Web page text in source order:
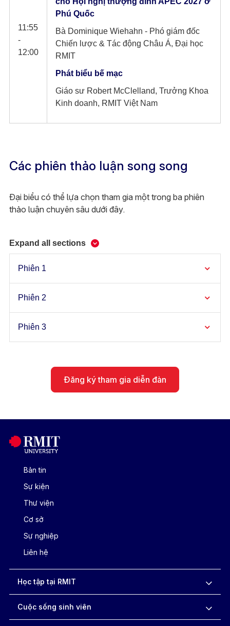
11:55
-
12:00
Phú Quốc
Bà Dominique Wiehahn - Phó giám đốc
Chiến lược & Tác động Châu Á, Đại học
RMIT
Phát biểu bế mạc
Giáo sư Robert McClelland, Trưởng Khoa
Kinh doanh, RMIT Việt Nam
Các phiên thảo luận song song
Đại biểu có thể lựa chọn tham gia một trong ba phiên
thảo luận chuyên sâu dưới đây.
Expand all sections
Phiên 1
Phiên 2
Phiên 3
Đăng ký tham gia diễn đàn
Bản tin
Sự kiện
Thư viện
Cơ sở
Sự nghiệp
Liên hệ
Học tập tại RMIT
Cuộc sống sinh viên